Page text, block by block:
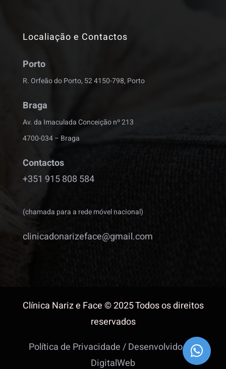
Localiação e Contactos
Porto
R. Orfeão do Porto, 52 4150-798, Porto
Braga
Av. da Imaculada Conceição nº 213
4700-034 – Braga
Contactos
+351 915 808 584
(chamada para a rede móvel nacional)
clinicadonarizeface@gmail.com
Clínica Nariz e Face © 2025 Todos os direitos
reservados
Política de Privacidade/Desenvolvido por
DigitalWeb